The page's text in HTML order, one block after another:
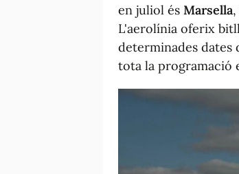
en juliol és Marsella
L'aerolínia oferix
determinades dates
tota la programació